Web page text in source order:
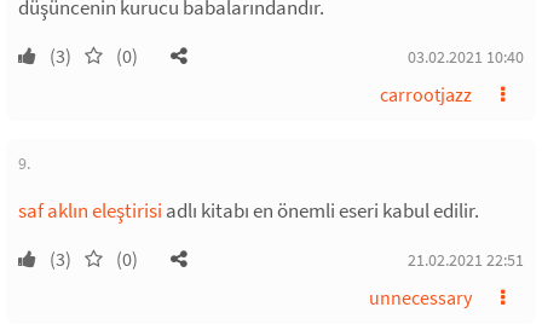
düşüncenin kurucu babalarındandır.
(3) (0) 03.02.2021 10:40
carrootjazz
9.
saf aklın eleştirisi adlı kitabı en önemli eseri kabul edilir.
(3) (0) 21.02.2021 22:51
unnecessary